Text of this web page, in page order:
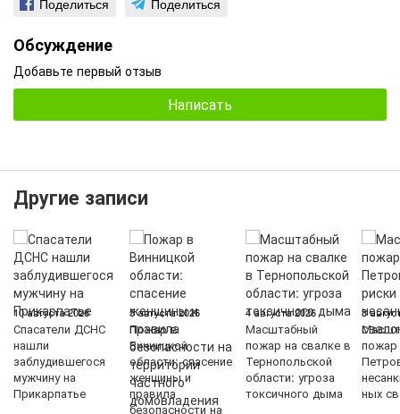
Обсуждение
Добавьте первый отзыв
Написать
Другие записи
10 августа 2026
Спасатели ДСНС
нашли
заблудившегося
мужчину на
Прикарпатье
5 августа 2026
Пожар в
Винницкой
области: спасение
женщины и
правила
безопасности на
4 августа 2026
Масштабный
пожар на свалке в
Тернопольской
области: угроза
токсичного дыма
3
ных